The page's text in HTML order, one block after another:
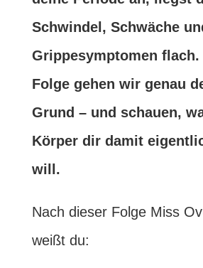
Schwindel, Schwäche
Grippesymptomen
Folge gehen wir genau
Grund – und schauen,
Körper dir damit
will.
Nach dieser Folge Miss
weißt du: